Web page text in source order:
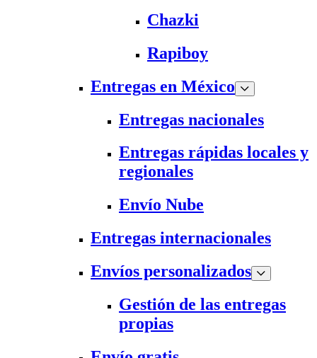
Chazki
Rapiboy
Entregas en México
Entregas nacionales
Entregas rápidas locales y
regionales
Envío Nube
Entregas internacionales
Envíos personalizados
Gestión de las entregas
propias